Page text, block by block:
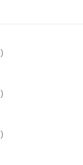
)
)
)